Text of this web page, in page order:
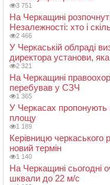
3 751
На Черкащині
Незалежності: хто і
2 466
У Черкаській облраді
директора установи,
2 321
На Черкащині
перебував у СЗЧ
1 365
У Черкасах пропонують
площу
1 189
Керівницю черкаського
новий термін
1 140
На Черкащині сьогодні
шквали до 22 м/с